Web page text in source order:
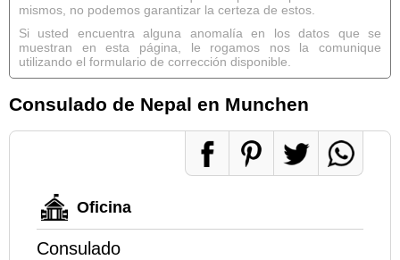
mismos, no podemos garantizar la certeza de estos.
Si usted encuentra alguna anomalía en los datos que se
muestran en esta página, le rogamos nos la comunique
utilizando el formulario de corrección disponible.
Consulado de Nepal en Munchen
Oficina
Consulado